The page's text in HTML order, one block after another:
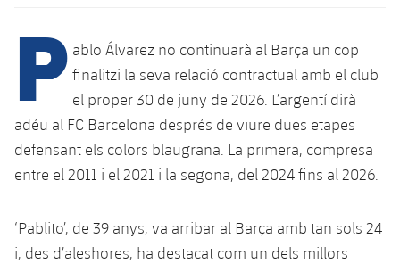
Centre de documentació
plusicon
més
Instal·lacions
Palau Blaugrana
P ablo Álvarez no continuarà al Barça un cop
finalitzi la seva relació contractual amb el club
el proper 30 de juny de 2026. L’argentí dirà
adéu al FC Barcelona després de viure dues etapes
defensant els colors blaugrana. La primera, compresa
entre el 2011 i el 2021 i la segona, del 2024 fins al 2026.
‘Pablito’, de 39 anys, va arribar al Barça amb tan sols 24
i, des d’aleshores, ha destacat com un dels millors